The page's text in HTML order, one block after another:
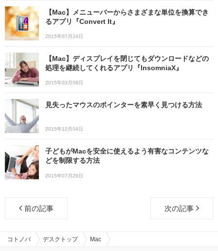
【Mac】メニューバーからさまざまな単位を換算でき
るアプリ『Convert It』
2015年07月24日
【Mac】ディスプレイを閉じてもダウンロードなどの
処理を継続してくれるアプリ『InsomniaX』
2015年03月08日
見失ったマウスのポインターを素早く見つける方法
2015年12月04日
子どもがMacを安全に使えるよう有害なコンテンツな
どを制限する方法
2015年07月29日
前の記事 次の記事
コトノバ デスクトップ Mac